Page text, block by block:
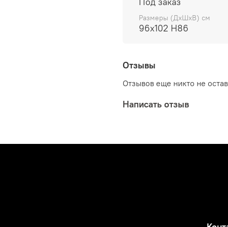
Размеры (ДхШхВ) см
96х102 Н86
Отзывы
Отзывов еще никто не
Написать отзыв